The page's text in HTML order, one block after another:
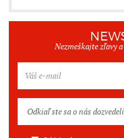
Nezmeškajte zľavy